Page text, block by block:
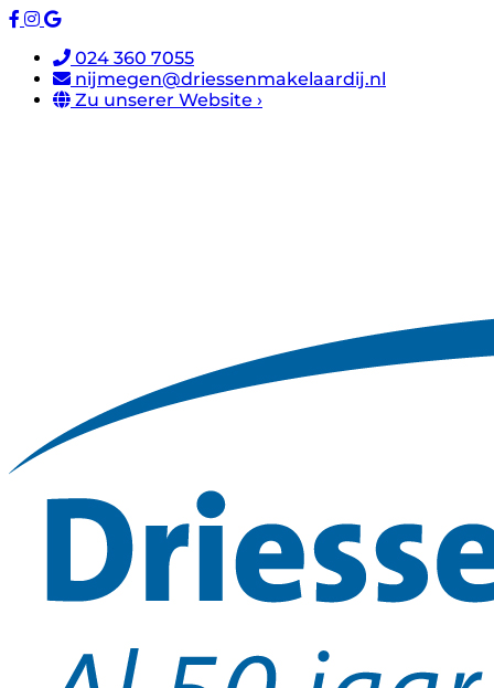
024 360 7055
nijmegen@driessenmakelaardij.nl
Zu unserer Website ›